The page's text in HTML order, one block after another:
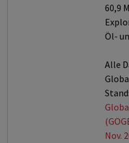
60,9
Öl-
Alle
Nov.